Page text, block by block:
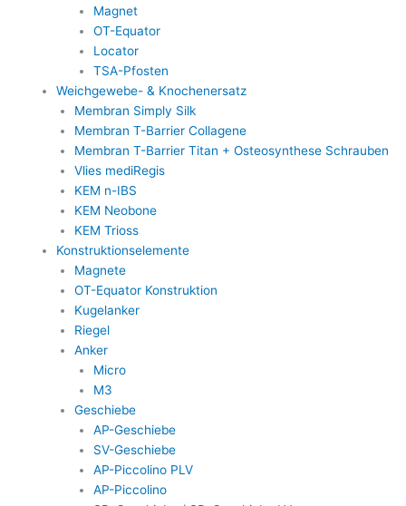
Magnet
OT-Equator
Locator
TSA-Pfosten
Weichgewebe- & Knochenersatz
Membran Simply Silk
Membran T-Barrier Collagene
Membran T-Barrier Titan + Osteosynthese Schrauben
Vlies mediRegis
KEM n-IBS
KEM Neobone
KEM Trioss
Konstruktionselemente
Magnete
OT-Equator Konstruktion
Kugelanker
Riegel
Anker
Micro
M3
Geschiebe
AP-Geschiebe
SV-Geschiebe
AP-Piccolino PLV
AP-Piccolino